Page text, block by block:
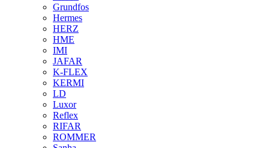
Grundfos
Hermes
HERZ
HME
IMI
JAFAR
K-FLEX
KERMI
LD
Luxor
Reflex
RIFAR
ROMMER